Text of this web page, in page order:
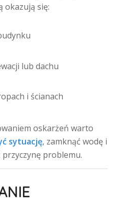
okazują się:
lub dachu
i ścianach
oskarżeń warto
sytuację, zamknąć wodę i
problemu.